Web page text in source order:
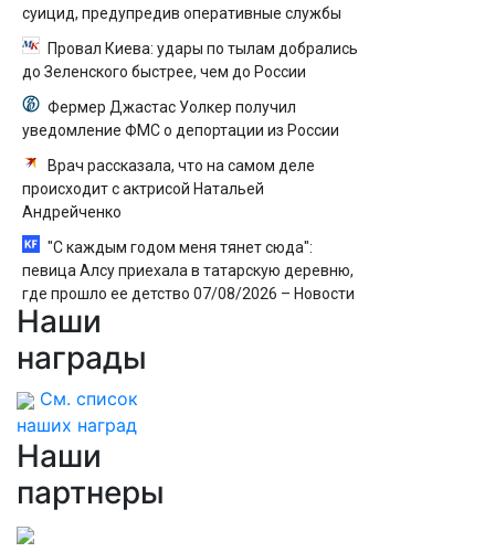
суицид, предупредив оперативные службы
Провал Киева: удары по тылам добрались
до Зеленского быстрее, чем до России
Фермер Джастас Уолкер получил
уведомление ФМС о депортации из России
Врач рассказала, что на самом деле
происходит с актрисой Натальей
Андрейченко
"С каждым годом меня тянет сюда":
певица Алсу приехала в татарскую деревню,
где прошло ее детство 07/08/2026 – Новости
Наши
награды
См. список
наших наград
Наши
партнеры